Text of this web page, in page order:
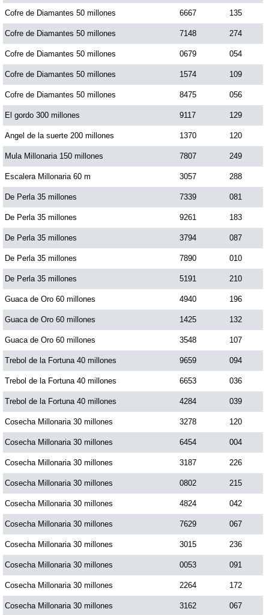
Cofre de Diamantes 50 millones 6667 135
Cofre de Diamantes 50 millones 7148 274
Cofre de Diamantes 50 millones 0679 054
Cofre de Diamantes 50 millones 1574 109
Cofre de Diamantes 50 millones 8475 056
El gordo 300 millones 9117 129
Angel de la suerte 200 millones 1370 120
Mula Millonaria 150 millones 7807 249
Escalera Millonaria 60 m 3057 288
De Perla 35 millones 7339 081
De Perla 35 millones 9261 183
De Perla 35 millones 3794 087
De Perla 35 millones 7890 010
De Perla 35 millones 5191 210
Guaca de Oro 60 millones 4940 196
Guaca de Oro 60 millones 1425 132
Guaca de Oro 60 millones 3548 107
Trebol de la Fortuna 40 millones 9659 094
Trebol de la Fortuna 40 millones 6653 036
Trebol de la Fortuna 40 millones 4284 039
Cosecha Millonaria 30 millones 3278 120
Cosecha Millonaria 30 millones 6454 004
Cosecha Millonaria 30 millones 3187 226
Cosecha Millonaria 30 millones 0802 215
Cosecha Millonaria 30 millones 4824 042
Cosecha Millonaria 30 millones 7629 067
Cosecha Millonaria 30 millones 3015 236
Cosecha Millonaria 30 millones 0053 091
Cosecha Millonaria 30 millones 2264 172
Cosecha Millonaria 30 millones 3162 067